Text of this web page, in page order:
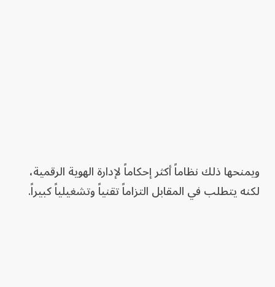
ويمنحها ذلك نظاماً أكثر إحكاماً لإدارة الهوية الرقمية،
لكنه يتطلب في المقابل التزاماً تقنياً وتشغيلياً كبيراً.